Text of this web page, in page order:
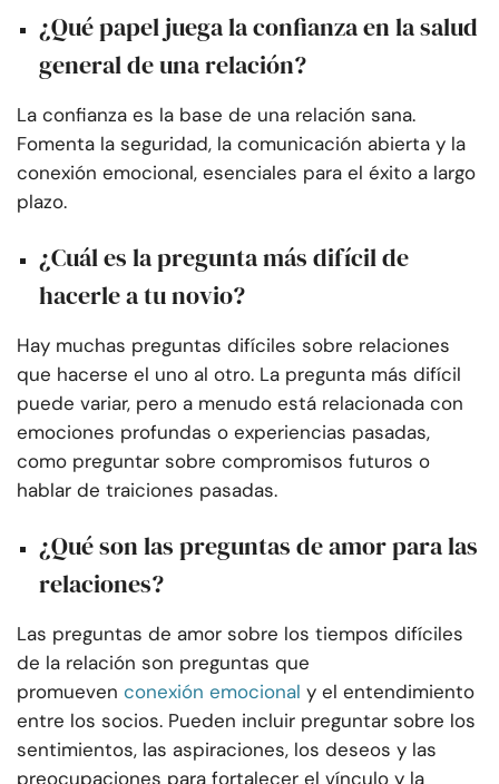
¿Qué papel juega la confianza en la salud
general de una relación?
La confianza es la base de una relación sana.
Fomenta la seguridad, la comunicación abierta y la
conexión emocional, esenciales para el éxito a largo
plazo.
¿Cuál es la pregunta más difícil de
hacerle a tu novio?
Hay muchas preguntas difíciles sobre relaciones
que hacerse el uno al otro. La pregunta más difícil
puede variar, pero a menudo está relacionada con
emociones profundas o experiencias pasadas,
como preguntar sobre compromisos futuros o
hablar de traiciones pasadas.
¿Qué son las preguntas de amor para las
relaciones?
Las preguntas de amor sobre los tiempos difíciles
de la relación son preguntas que
promueven conexión emocional y el entendimiento
entre los socios. Pueden incluir preguntar sobre los
sentimientos, las aspiraciones, los deseos y las
preocupaciones para fortalecer el vínculo y la